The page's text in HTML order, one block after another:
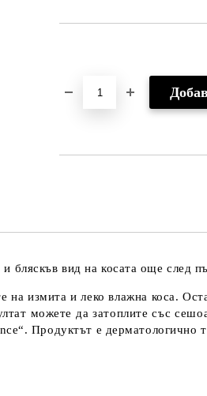
вид на косата още след
и леко влажна коса.
можете да затоплите със
Продуктът е дерматологично